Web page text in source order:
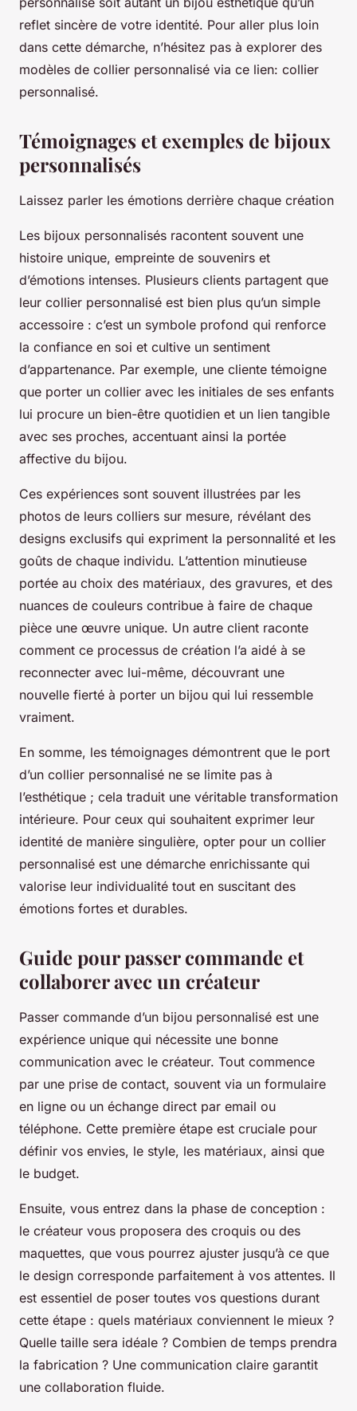
reflet sincère de votre identité. Pour aller plus loin
dans cette démarche, n’hésitez pas à explorer des
modèles de collier personnalisé via ce lien: collier
personnalisé.
Témoignages et exemples de bijoux
personnalisés
Laissez parler les émotions derrière chaque création
Les bijoux personnalisés racontent souvent une
histoire unique, empreinte de souvenirs et
d’émotions intenses. Plusieurs clients partagent que
leur collier personnalisé est bien plus qu’un simple
accessoire : c’est un symbole profond qui renforce
la confiance en soi et cultive un sentiment
d’appartenance. Par exemple, une cliente témoigne
que porter un collier avec les initiales de ses enfants
lui procure un bien-être quotidien et un lien tangible
avec ses proches, accentuant ainsi la portée
affective du bijou.
Ces expériences sont souvent illustrées par les
photos de leurs colliers sur mesure, révélant des
designs exclusifs qui expriment la personnalité et les
goûts de chaque individu. L’attention minutieuse
portée au choix des matériaux, des gravures, et des
nuances de couleurs contribue à faire de chaque
pièce une œuvre unique. Un autre client raconte
comment ce processus de création l’a aidé à se
reconnecter avec lui-même, découvrant une
nouvelle fierté à porter un bijou qui lui ressemble
vraiment.
En somme, les témoignages démontrent que le port
d’un collier personnalisé ne se limite pas à
l’esthétique ; cela traduit une véritable transformation
intérieure. Pour ceux qui souhaitent exprimer leur
identité de manière singulière, opter pour un collier
personnalisé est une démarche enrichissante qui
valorise leur individualité tout en suscitant des
émotions fortes et durables.
Guide pour passer commande et
collaborer avec un créateur
Passer commande d’un bijou personnalisé est une
expérience unique qui nécessite une bonne
communication avec le créateur. Tout commence
par une prise de contact, souvent via un formulaire
en ligne ou un échange direct par email ou
téléphone. Cette première étape est cruciale pour
définir vos envies, le style, les matériaux, ainsi que
le budget.
Ensuite, vous entrez dans la phase de conception :
le créateur vous proposera des croquis ou des
maquettes, que vous pourrez ajuster jusqu’à ce que
le design corresponde parfaitement à vos attentes. Il
est essentiel de poser toutes vos questions durant
cette étape : quels matériaux conviennent le mieux ?
Quelle taille sera idéale ? Combien de temps prendra
la fabrication ? Une communication claire garantit
une collaboration fluide.